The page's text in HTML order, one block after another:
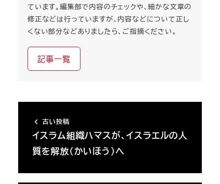
ています。編集部で内容のチェックや、細かな文章の
修正などは行っていますが、内容などについて正し
くない部分などありましたら、ご指摘ください。
記事一覧
古い投稿
イスラム組織ハマスが、イスラエルの人
質を解放（かいほう）へ